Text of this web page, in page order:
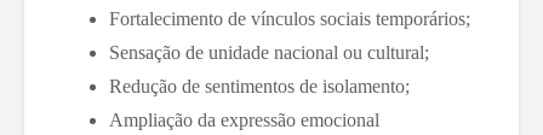
Fortalecimento de vínculos sociais temporários;
Sensação de unidade nacional ou cultural;
Redução de sentimentos de isolamento;
Ampliação da expressão emocional